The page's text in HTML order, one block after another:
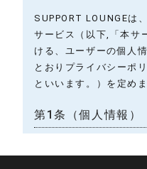
SUPPORT LOUNGEは
サービス（以下,「本サ
ける、ユーザーの個人
とおりプライバシーポ
といいます。）を定めま
第1条（個人情報）
報」を指すものとし、